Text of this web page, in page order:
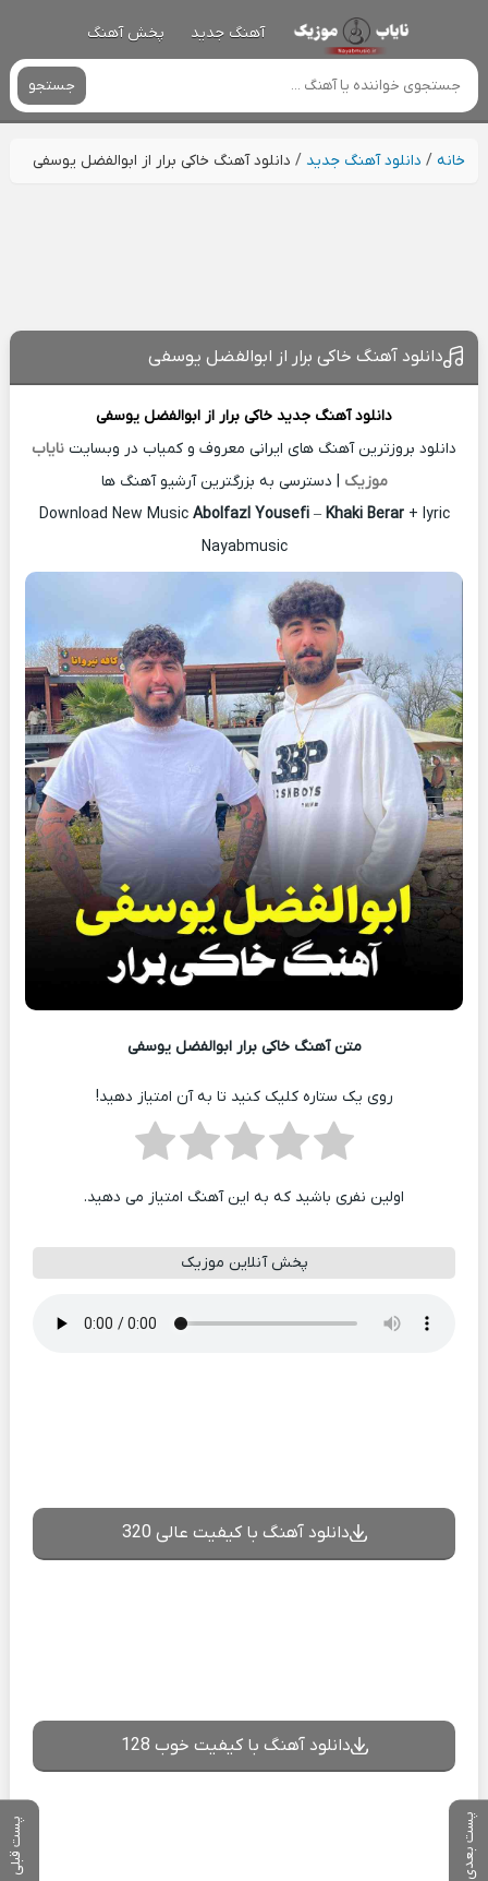
آهنگ جدید پخش آهنگ
جستجو
خانه/ دانلود آهنگ جدید / دانلود آهنگ خاکی برار از ابوالفضل یوسفی
پست بعدی پست قبلی
دانلود آهنگ خاکی برار از ابوالفضل یوسفی
دانلود آهنگ جدید خاکی برار از ابوالفضل یوسفی
دانلود بروزترین آهنگ های ایرانی معروف و کمیاب در وبسایت نایاب
موزیک | دسترسی به بزرگترین آرشیو آهنگ ها
Download New Music Abolfazl Yousefi– Khaki Berar+ lyric
Nayabmusic
متن آهنگ خاکی برار ابوالفضل یوسفی
روی یک ستاره کلیک کنید تا به آن امتیاز دهید!
اولین نفری باشید که به این آهنگ امتیاز می دهید.
پخش آنلاین موزیک
دانلود آهنگ با کیفیت عالی 320
دانلود آهنگ با کیفیت خوب 128